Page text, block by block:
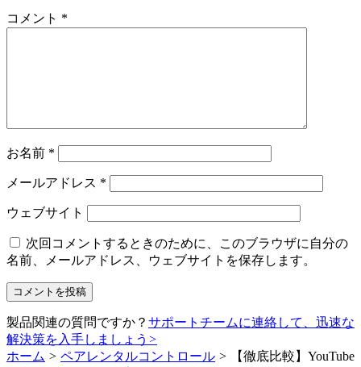
コメント *
お名前 *
メールアドレス *
ウェブサイト
次回コメントするときのために、このブラウザに自分の
名前、メールアドレス、ウェブサイトを保存します。
製品関連の質問ですか？ サポートチームに連絡して、迅速な
解決策を入手しましょう >
ホーム > ペアレンタルコントロール > 【徹底比較】YouTube